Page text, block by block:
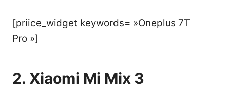
[priice_widget keywords= »Oneplus 7T
Pro »]
2. Xiaomi Mi Mix 3